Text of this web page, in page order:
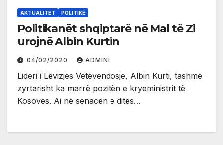
AKTUALITET POLITIKË
Politikanët shqiptarë në Mal të Zi
urojnë Albin Kurtin
04/02/2020 ADMINI
Lideri i Lëvizjes Vetëvendosje, Albin Kurti, tashmë
zyrtarisht ka marrë pozitën e kryeministrit të
Kosovës. Ai në senacën e ditës…